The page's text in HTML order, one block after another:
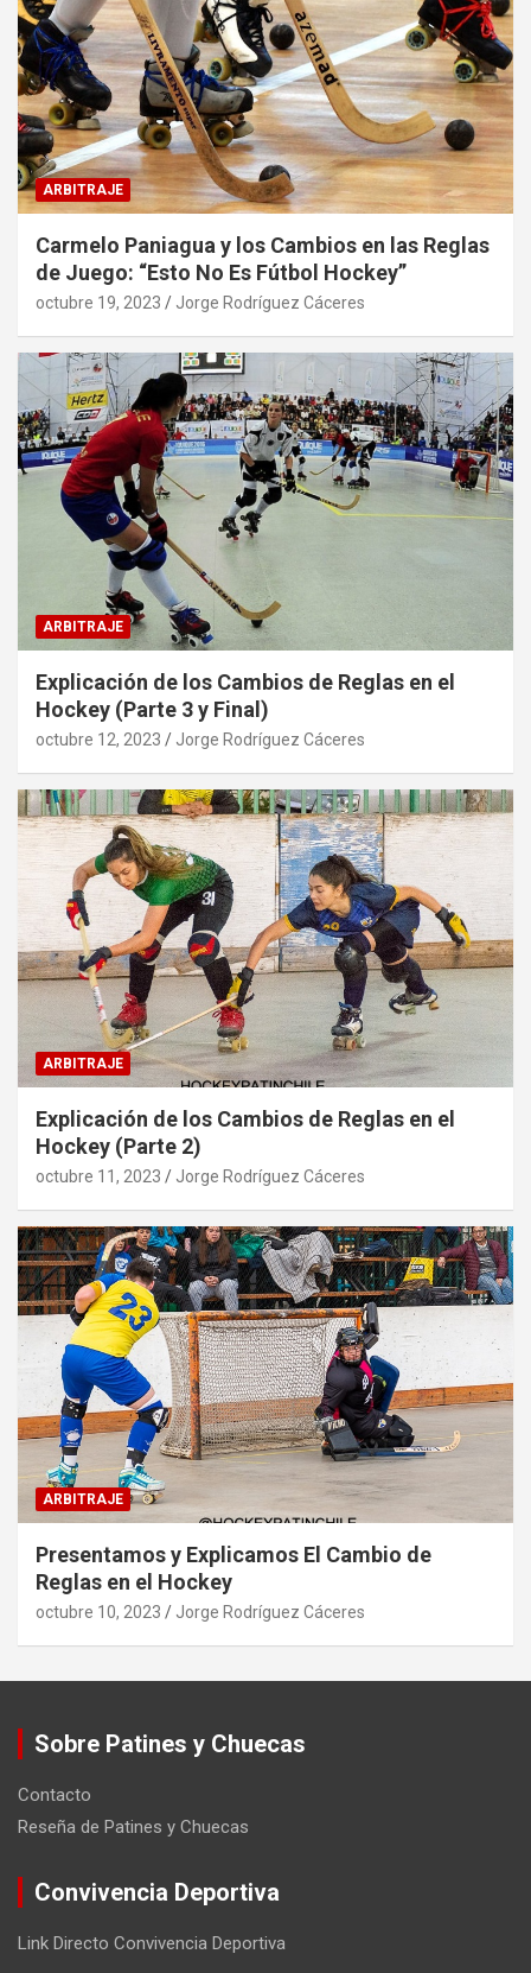
ARBITRAJE
Carmelo Paniagua y los Cambios en las Reglas
de Juego: “Esto No Es Fútbol Hockey”
octubre 19, 2023 Jorge Rodríguez Cáceres
ARBITRAJE
Explicación de los Cambios de Reglas en el
Hockey (Parte 3 y Final)
octubre 12, 2023 Jorge Rodríguez Cáceres
ARBITRAJE
Explicación de los Cambios de Reglas en el
Hockey (Parte 2)
octubre 11, 2023 Jorge Rodríguez Cáceres
ARBITRAJE
Presentamos y Explicamos El Cambio de
Reglas en el Hockey
octubre 10, 2023 Jorge Rodríguez Cáceres
Sobre Patines y Chuecas
Contacto
Reseña de Patines y Chuecas
Convivencia Deportiva
Link Directo Convivencia Deportiva